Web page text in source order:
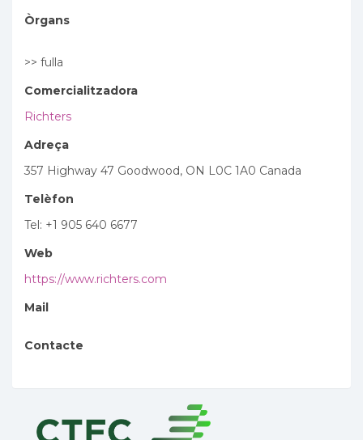
Òrgans
>> fulla
Comercialitzadora
Richters
Adreça
357 Highway 47 Goodwood, ON L0C 1A0 Canada
Telèfon
Tel: +1 905 640 6677
Web
https://www.richters.com
Mail
Contacte